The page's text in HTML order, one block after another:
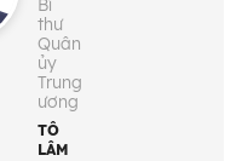
Bí
thư
Quân
ủy
Trung
ương
TÔ
LÂM